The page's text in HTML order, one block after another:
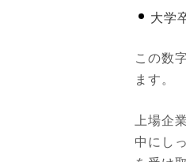
大学
この数
ます。
上場企
中にし